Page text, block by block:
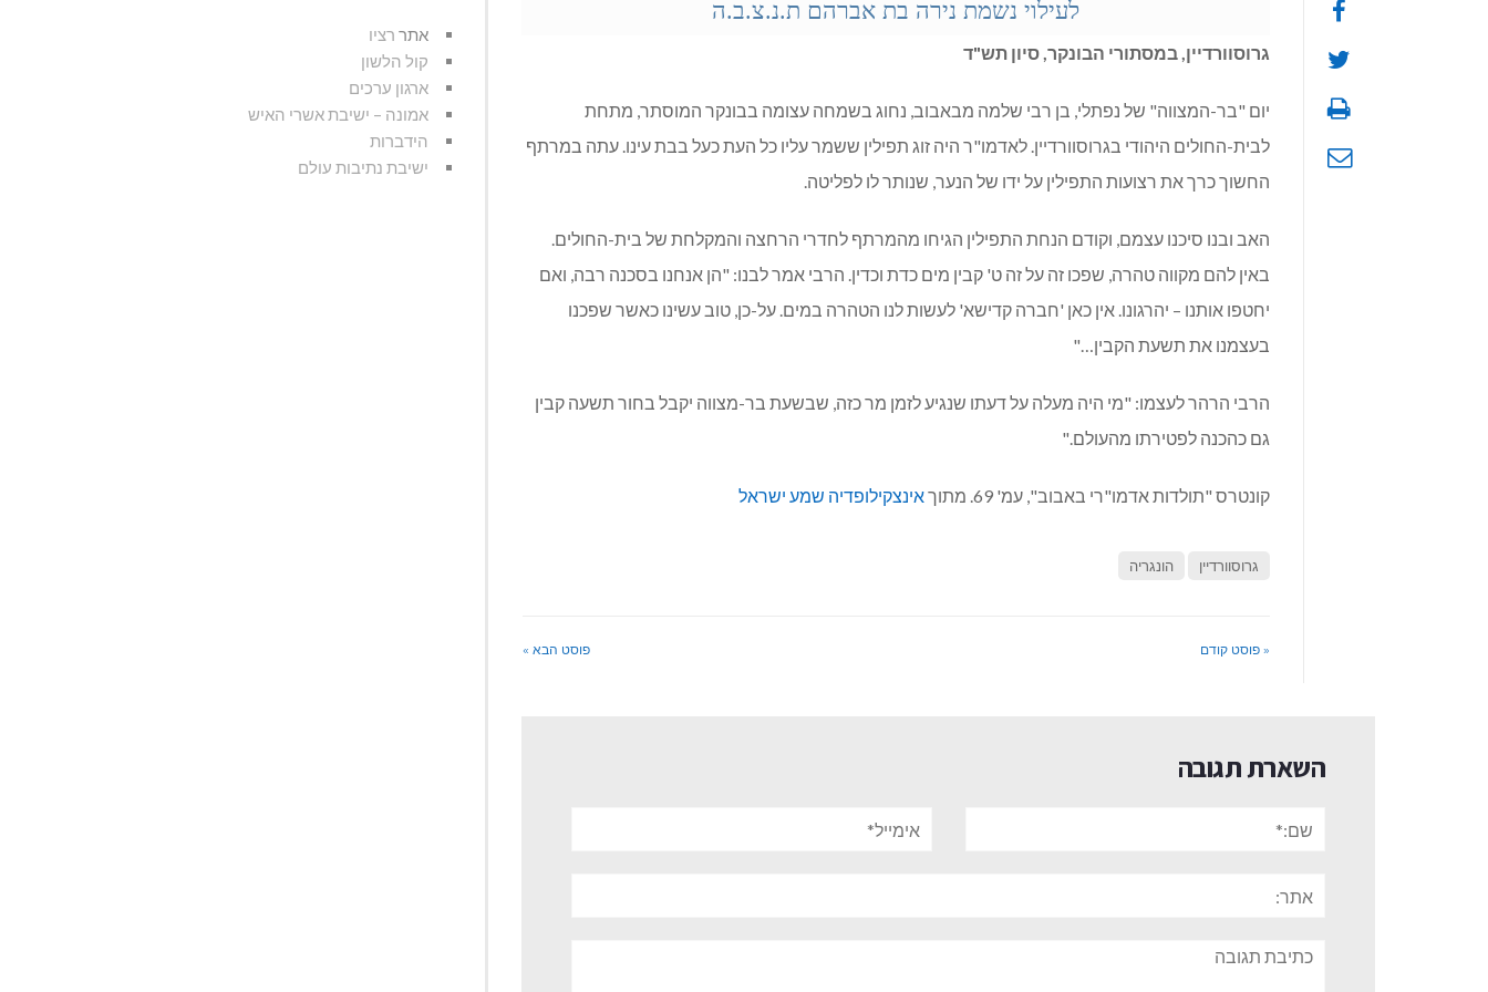
לעילוי נשמת נירה בת אברהם ת.נ.צ.ב.ה
גרוסוורדיין, במסתורי הבונקר, סיון תש"ד
יום "בר-המצווה" של נפתלי, בן רבי שלמה מבאבוב, נחוג בשמחה עצומה בבונקר המוסתר, מתחת
לבית-החולים היהודי בגרוסוורדיין. לאדמו"ר היה זוג תפילין ששמר עליו כל העת כעל בבת עינו. עתה במרתף
החשוך כרך את רצועות התפילין על ידו של הנער, שנותר לו לפליטה.
האב ובנו סיכנו עצמם, וקודם הנחת התפילין הגיחו מהמרתף לחדרי הרחצה והמקלחת של בית-החולים.
באין להם מקווה טהרה, שפכו זה על זה ט' קבין מים כדת וכדין. הרבי אמר לבנו: "הן אנחנו בסכנה רבה, ואם
יחטפו אותנו – יהרגונו. אין כאן 'חברה קדישא' לעשות לנו הטהרה במים. על-כן, טוב עשינו כאשר שפכנו
בעצמנו את תשעת הקבין…"
הרבי הרהר לעצמו: "מי היה מעלה על דעתו שנגיע לזמן מר כזה, שבשעת בר-מצווה יקבל בחור תשעה קבין
גם כהכנה לפטירתו מהעולם."
קונטרס "תולדות אדמו"רי באבוב", עמ' 69. מתוך אינצקילופדיה שמע ישראל
גרוסוורדיין הונגריה
« פוסט קודם פוסט הבא »
השארת תגובה
תגובה
אתר רציו
קול הלשון
ארגון ערכים
אמונה – ישיבת אשרי האיש
הידברות
ישיבת נתיבות עולם